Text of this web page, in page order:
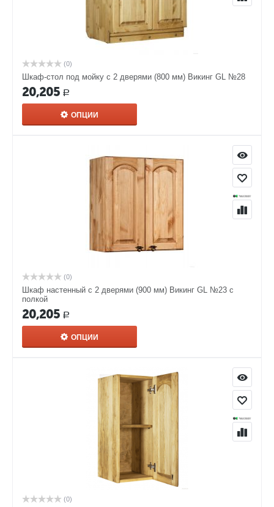
(0)
Шкаф-стол под мойку с 2 дверями (800 мм) Викинг GL №28
20,205 Р
ОПЦИИ
(0)
Шкаф настенный с 2 дверями (900 мм) Викинг GL №23 с
полкой
20,205 Р
ОПЦИИ
(0)